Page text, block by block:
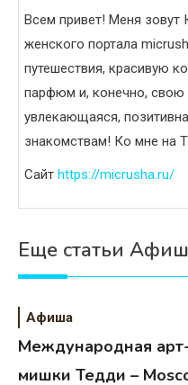
Всем привет! Меня зовут
женского портала
путешествия, красивую
парфюм и, конечно, свою
увлекающаяся,
знакомствам! Ко мне на
Сайт https://micrusha.ru/
Еще статьи
Афиша
Международная
мишки Тедди –